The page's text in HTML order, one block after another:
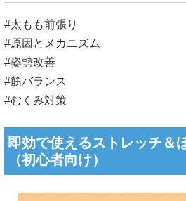
#太もも前張り
#原因とメカニズム
#姿勢改善
#筋バランス
#むくみ対策
即効で使えるストレッチ＆
（初心者向け）